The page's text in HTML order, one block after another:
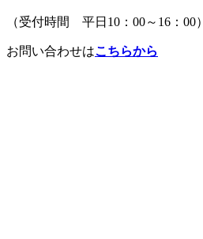
（受付時間 平日10：00～16：00）
お問い合わせはこちらから